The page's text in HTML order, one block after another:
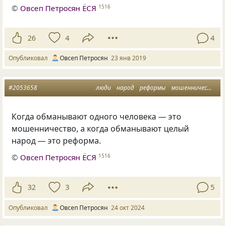
© Овсеп Петросян ЁСЯ 1516
26 4 4
Опубликовал Овсеп Петросян 23 янв 2019
люди народ реформы мошенничество
#2053658
Когда обманывают одного человека — это
мошенничество, а когда обманывают целый
народ — это реформа.
© Овсеп Петросян ЁСЯ 1516
32 3 5
Опубликовал Овсеп Петросян 24 окт 2024